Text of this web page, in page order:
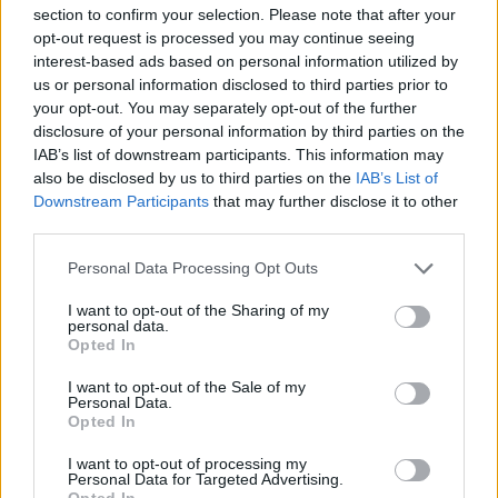
section to confirm your selection. Please note that after your
opt-out request is processed you may continue seeing
interest-based ads based on personal information utilized by
us or personal information disclosed to third parties prior to
your opt-out. You may separately opt-out of the further
disclosure of your personal information by third parties on the
IAB’s list of downstream participants. This information may
also be disclosed by us to third parties on the IAB’s List of
Downstream Participants that may further disclose it to other
Personal Data Processing Opt Outs
I want to opt-out of the Sharing of my
personal data.
Opted In
I want to opt-out of the Sale of my
Personal Data.
Opted In
I want to opt-out of processing my
Personal Data for Targeted Advertising.
Simo Jasaičio akibrokšto
sulaukusi Oksana Pikul rėžė:
„Vanok“(3)
O. Pikul
leido
kadrai
„Mano mama griežtai prižiūri savo sveikatą,
tyrimai pas ją visi atlikti. Dabar bus sveika,
graži – močiutės tokios ir turi būti“, –
šyptelėjo O. Pikul.
Praėjus kiek daugiau nei savaitei po